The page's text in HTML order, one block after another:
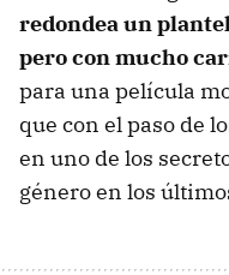
redondea un
pero con mucho
para una película
que con el paso de
en uno de los
género en los